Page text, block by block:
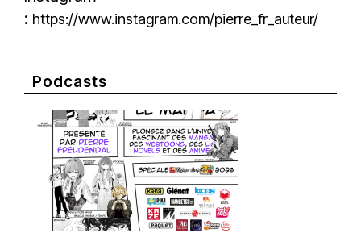
: https://www.instagram.com/pierre_fr_auteur/
Podcasts